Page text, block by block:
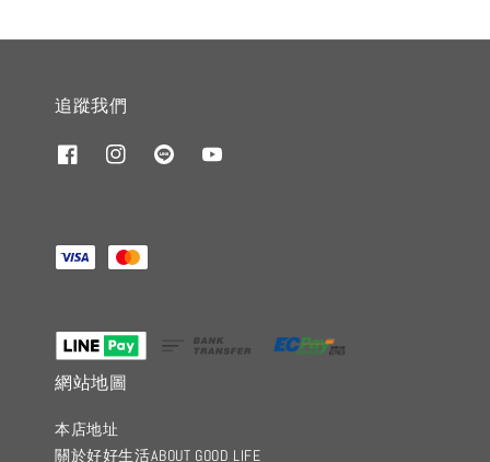
追蹤我們
網站地圖
本店地址
關於好好生活ABOUT GOOD LIFE